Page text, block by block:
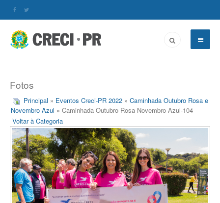
Fotos
Principal » Eventos Creci-PR 2022 » Caminhada Outubro Rosa e
Novembro Azul » Caminhada Outubro Rosa Novembro Azul-104
Voltar à Categoria